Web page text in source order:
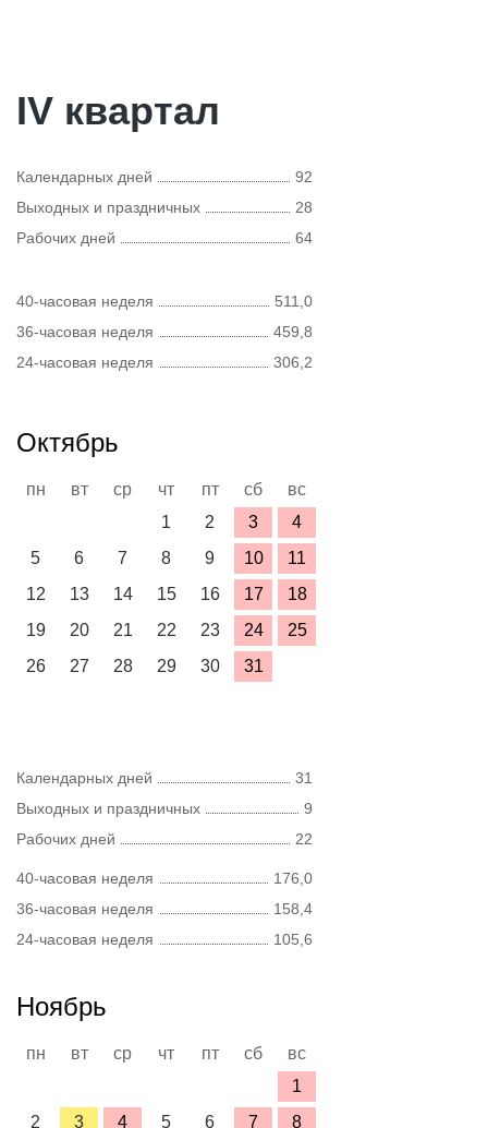
IV квартал
Календарных дней
92
Выходных и праздничных
28
Рабочих дней
64
40-часовая неделя
511,0
36-часовая неделя
459,8
24-часовая неделя
306,2
Октябрь
пн вт ср чт пт сб
вс
1
2 3
4
5
6 7 8 9 10
11
12
13 14 15 16 17
18
19
20 21 22 23 24
25
26
27 28 29 30 31
Календарных дней
31
Выходных и праздничных
9
Рабочих дней
22
40-часовая неделя
176,0
36-часовая неделя
158,4
24-часовая неделя
105,6
Ноябрь
пн вт ср чт пт сб
вс
1
2
3 4 5 6 7 8